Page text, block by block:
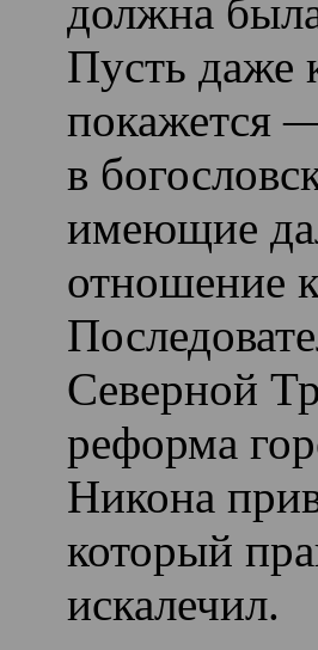
должна
Пусть даже
покажется
в
имеющие
отношение
Северной
реформа
Никона
который
искалечил.